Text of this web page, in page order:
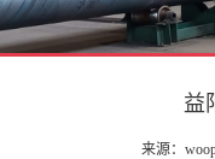
益
来源：